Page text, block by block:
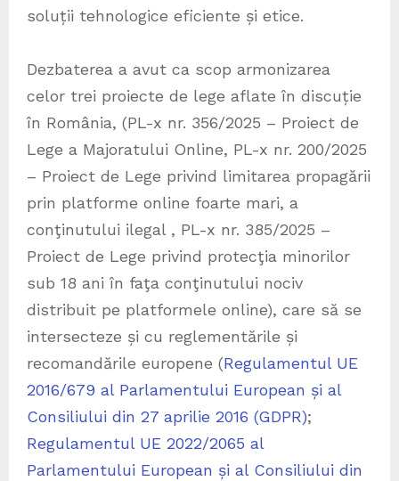
soluții tehnologice eficiente și etice.
Dezbaterea a avut ca scop armonizarea
celor trei proiecte de lege aflate în discuție
în România, (PL-x nr. 356/2025 – Proiect de
Lege a Majoratului Online, PL-x nr. 200/2025
– Proiect de Lege privind limitarea propagării
prin platforme online foarte mari, a
conţinutului ilegal , PL-x nr. 385/2025 –
Proiect de Lege privind protecţia minorilor
sub 18 ani în faţa conţinutului nociv
distribuit pe platformele online), care să se
intersecteze și cu reglementările și
recomandările europene (Regulamentul UE
2016/679 al Parlamentului European și al
Consiliului din 27 aprilie 2016 (GDPR);
Regulamentul UE 2022/2065 al
Parlamentului European și al Consiliului din